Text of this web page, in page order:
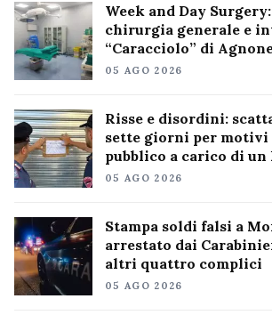
Week and Day
chirurgia generale e
“Caracciolo” di
05 AGO 2026
Risse e disordini:
sette giorni per
pubblico a carico di un
05 AGO 2026
Stampa soldi falsi a
arrestato dai
altri quattro complici
05 AGO 2026